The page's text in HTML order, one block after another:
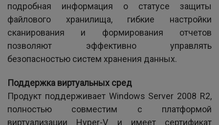
подробная информация о статусе защиты
файлового хранилища, гибкие настройки
сканирования и формирования отчетов
позволяют эффективно управлять
безопасностью систем хранения данных.
Поддержка виртуальных сред
Продукт поддерживает Windows Server 2008 R2,
полностью совместим с платформой
виртуализации Hyper-V и имеет сертификат